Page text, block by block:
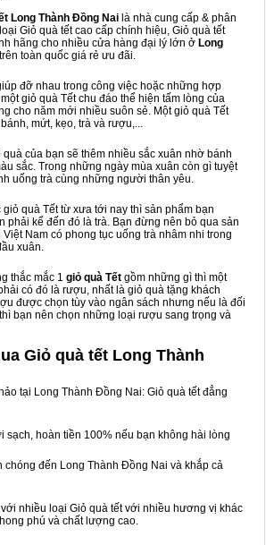
Long Thành Đồng Nai là nhà cung cấp & phân
Giỏ quà tết cao cấp chính hiệu, Giỏ quà tết
hãng cho nhiều cửa hàng đại lý lớn ở Long
toàn quốc giá rẻ ưu đãi.
đỡ nhau trong công việc hoặc những hợp
giỏ quà Tết chu đáo thể hiện tấm lòng của
cho năm mới nhiều suôn sẻ. Một giỏ quà Tết
mứt, kẹo, trà và rượu,...
quà của bạn sẽ thêm nhiều sắc xuân nhờ bánh
sắc. Trong những ngày mùa xuân còn gì tuyệt
uống trà cùng những người thân yêu.
giỏ quà Tết từ xưa tới nay thì sản phẩm bạn
phải kể đến đó là trà. Bạn đừng nên bỏ qua sản
Nam có phong tục uống trà nhâm nhi trong
xuân.
thắc mắc 1 giỏ quà Tết gồm những gì thì một
có đó là rượu, nhất là giỏ quà tặng khách
được chọn tùy vào ngân sách nhưng nếu là đối
bạn nên chọn những loại rượu sang trọng và
Giỏ quà tết Long Thành
tại Long Thành Đồng Nai: Giỏ quà tết đẳng
sạch, hoàn tiền 100% nếu bạn không hài lòng
chóng đến Long Thành Đồng Nai và khắp cả
nhiều loại Giỏ quà tết với nhiều hương vị khác
phú và chất lượng cao.